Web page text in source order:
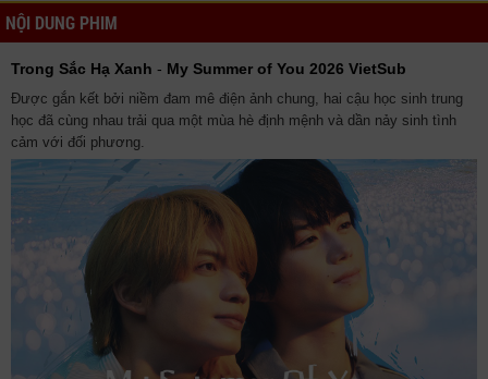
NỘI DUNG PHIM
Trong Sắc Hạ Xanh - My Summer of You 2026 VietSub
Được gắn kết bởi niềm đam mê điện ảnh chung, hai cậu học sinh trung
học đã cùng nhau trải qua một mùa hè định mệnh và dần nảy sinh tình
cảm với đối phương.